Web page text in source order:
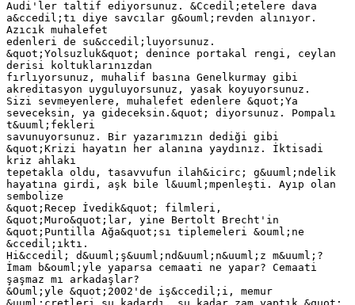
Audi'ler taltif ediyorsunuz. &Ccedil;etelere dava
a&ccedil;tı diye savcılar g&ouml;revden alınıyor.
Azıcık muhalefet
edenleri de su&ccedil;luyorsunuz.
&quot;Yolsuzluk&quot; denince portakal rengi, ceylan
derisi koltuklarınızdan
fırlıyorsunuz, muhalif basına Genelkurmay gibi
akreditasyon uyguluyorsunuz, yasak koyuyorsunuz.
Sizi sevmeyenlere, muhalefet edenlere &quot;Ya
seveceksin, ya gideceksin.&quot; diyorsunuz. Pompalı
t&uuml;fekleri
savunuyorsunuz. Bir yazarımızın dediği gibi
&quot;Krizi hayatın her alanına yaydınız. İktisadi
kriz ahlakı
tepetakla oldu, tasavvufun ilah&icirc; g&uuml;ndelik
hayatına girdi, aşk bile l&uuml;mpenleşti. Ayıp olan
sembolize
&quot;Recep İvedik&quot; filmleri,
&quot;Muro&quot;lar, yine Bertolt Brecht'in
&quot;Puntilla Ağa&quot;sı tiplemeleri &ouml;ne
&ccedil;ıktı.
Hi&ccedil; d&uuml;ş&uuml;nd&uuml;n&uuml;z m&uuml;?
İmam b&ouml;yle yaparsa cemaati ne yapar? Cemaati
şaşmaz mı arkadaşlar?
&Ouml;yle &quot;2002'de iş&ccedil;i, memur